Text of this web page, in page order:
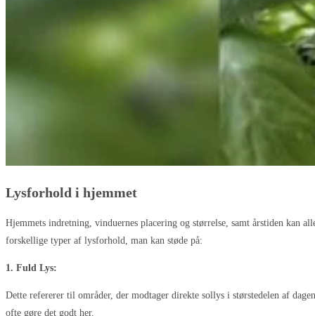
Lysforhold i hjemmet
Hjemmets indretning, vinduernes placering og størrelse, samt årstiden
forskellige typer af lysforhold, man kan støde på:
1. Fuld Lys:
Dette refererer til områder, der modtager direkte sollys i størstedelen af
ofte gøre det godt her.